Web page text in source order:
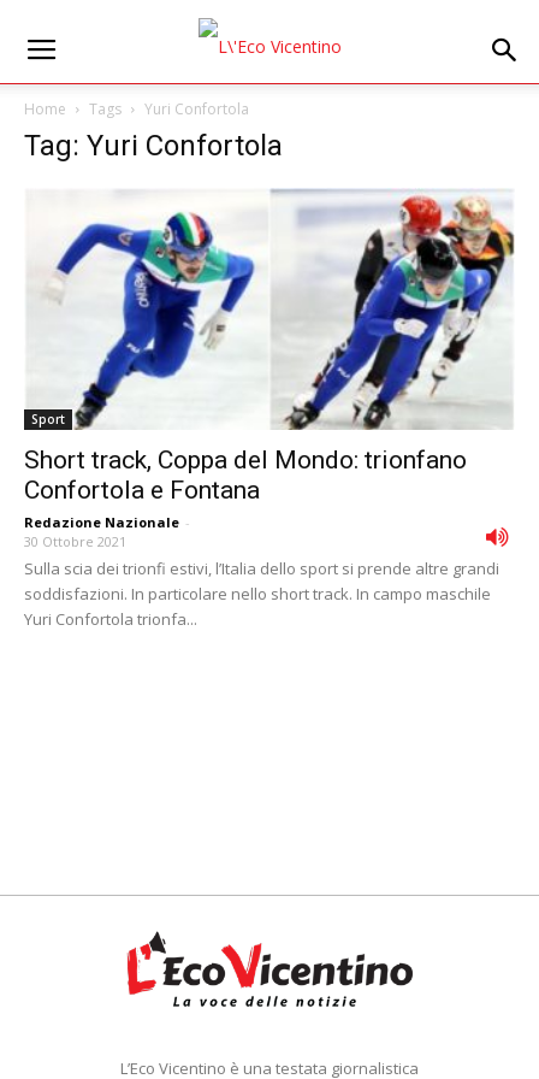
Home Tags Yuri Confortola
Tag: Yuri Confortola
Sport
Short track, Coppa del Mondo: trionfano
Confortola e Fontana
Redazione Nazionale -
30 Ottobre 2021
Sulla scia dei trionfi estivi, l’Italia dello sport si prende altre grandi
soddisfazioni. In particolare nello short track. In campo maschile
Yuri Confortola trionfa...
L’Eco Vicentino è una testata giornalistica